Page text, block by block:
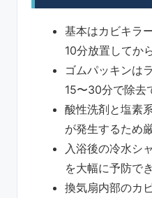
基本はカビキラ
10分放置してか
ゴムパッキンは
15〜30分で除去
酸性洗剤と塩素
が発生するため
入浴後の冷水シ
を大幅に予防で
換気扇内部のカ